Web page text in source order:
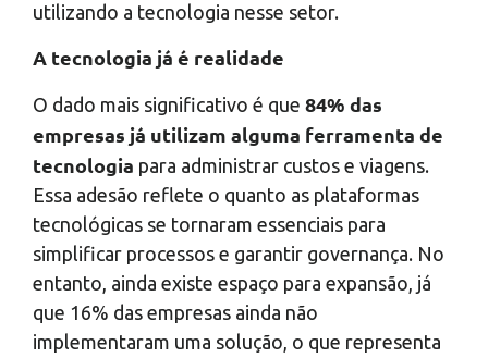
utilizando a tecnologia nesse setor.
A tecnologia já é realidade
O dado mais significativo é que 84% das
empresas já utilizam alguma ferramenta de
tecnologia para administrar custos e viagens.
Essa adesão reflete o quanto as plataformas
tecnológicas se tornaram essenciais para
simplificar processos e garantir governança. No
entanto, ainda existe espaço para expansão, já
que 16% das empresas ainda não
implementaram uma solução, o que representa